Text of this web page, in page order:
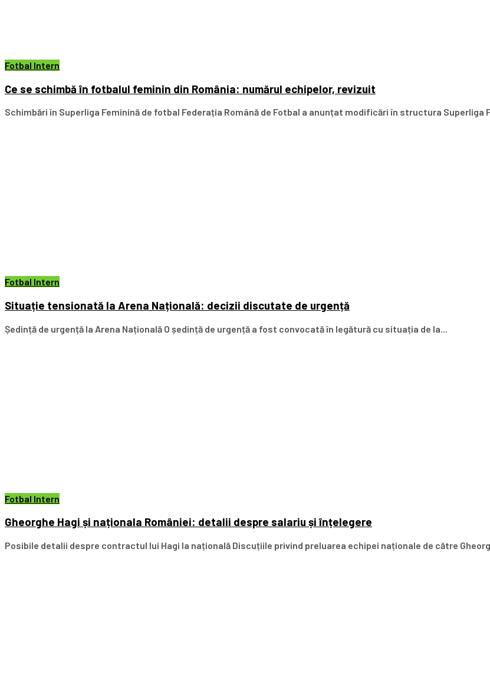
Fotbal Intern
Ce se schimbă în fotbalul feminin din România: numărul echipelor, revizuit
Schimbări în Superliga Feminină de fotbal Federația Română de Fotbal a anunțat modificări în structura Superliga
Fotbal Intern
Situație tensionată la Arena Națională: decizii discutate de urgență
Ședință de urgență la Arena Națională O ședință de urgență a fost convocată în legătură cu situația de la...
Fotbal Intern
Gheorghe Hagi și naționala României: detalii despre salariu și înțelegere
Posibile detalii despre contractul lui Hagi la națională Discuțiile privind preluarea echipei naționale de către